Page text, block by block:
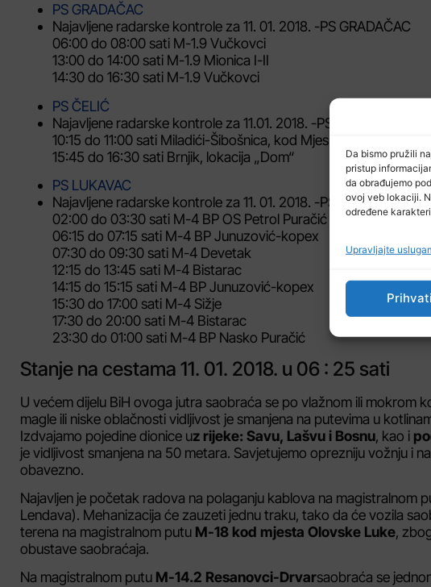
Da bismo pružili
pristup
da obrađujemo
ovoj veb lokaciji.
određene
Upravljajte
Prihvati
PS GRADAČAC
Najavljene radarske kontrole za 11. 01. 2018. -PS GRADAČAC
06:00 do 08:00 sati M-1.9 Vučkovci
13:00 do 14:00 sati M-1.9 Mionica I-II
14:30 do 16:30 sati M-1.9 Vučkovci
PS ČELIĆ
Najavljene radarske kontrole za 11.01. 2018. -PS ČELIĆ
10:15 do 11:00 sati Miladići-Šibošnica, kod Mjesnog doma u
15:45 do 16:30 sati Brnjik, lokacija „Dom“
PS LUKAVAC
Najavljene radarske kontrole za 11. 01. 2018. -PS LUKAVAC
02:00 do 03:30 sati M-4 BP OS Petrol Puračić
06:15 do 07:15 sati M-4 BP Junuzović-kopex
07:30 do 09:30 sati M-4 Devetak
12:15 do 13:45 sati M-4 Bistarac
14:15 do 15:15 sati M-4 BP Junuzović-kopex
15:30 do 17:00 sati M-4 Sižje
17:30 do 20:00 sati M-4 Bistarac
23:30 do 01:00 sati M-4 BP Nasko Puračić
Stanje na cestama 11. 01. 2018. u 06 : 25 sati
U većem dijelu BiH ovoga jutra saobraća se po vlažnom ili mokrom
magle ili niske oblačnosti vidljivost je smanjena na putevima u
Izdvajamo pojedine dionice uz rijeke: Savu, Lašvu i Bosnu, kao i
je vidljivost smanjena na 50 metara. Savjetujemo oprezniju vožnju i
obavezno.
Najavljen je početak radova na polaganju kablova na magistralnom
Lendava). Mehanizacija će zauzeti jednu traku, tako da će vozila
terena na magistralnom putu M-18 kod mjesta Olovske Luke,
obustave saobraćaja.
Na magistralnom putu M-14.2 Resanovci-Drvarsaobraća se